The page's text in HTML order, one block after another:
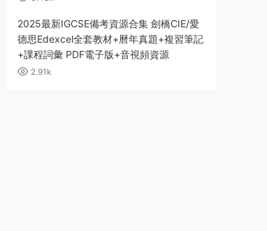
2025最新IGCSE備考資源合集 劍橋CIE/愛
德思Edexcel全套教材+曆年真題+複習筆記
+課程詞彙 PDF電子版+音視頻資源
2.91k